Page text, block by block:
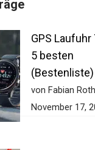
GPS Laufuhr
5 besten
(Bestenliste)
von Fabian Roth
November 17,